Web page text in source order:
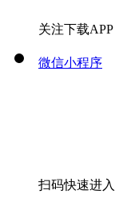
关注下载APP
微信小程序
扫码快速进入